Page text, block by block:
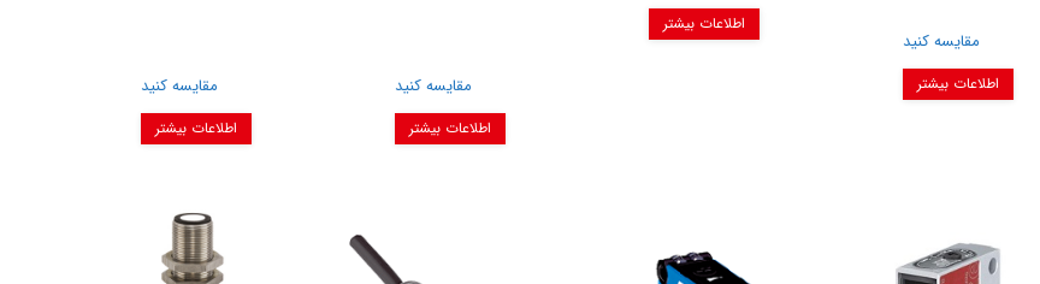
مقایسه کنید
اطلاعات بیشتر
اطلاعات بیشتر
مقایسه کنید
اطلاعات بیشتر
مقایسه کنید
اطلاعات بیشتر